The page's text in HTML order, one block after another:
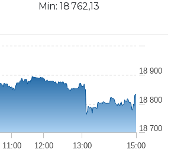
Min: 18 762,13
11:00 12:00 13:00 15:00
18 700
18 800
18 900